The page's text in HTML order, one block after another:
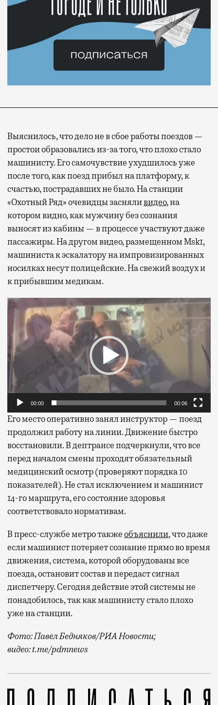
Выяснилось, что дело не в сбое работы поездов —
простои образовались из-за того, что плохо стало
машинисту. Его самочувствие ухудшилось уже
после того, как поезд прибыл на платформу, к
счастью, пострадавших не было. На станции
«Охотный Ряд» очевидцы засняливидео, на
котором видно, как мужчину без сознания
выносят из кабины — в процессе участвуют даже
пассажиры. На другом видео, размещенном Msk1,
машиниста к эскалатору на импровизированных
носилках несут полицейские. На свежий воздух и
к прибывшим медикам.
Видеоплеер
00:00 00:06
Его место оперативно занял инструктор — поезд
продолжил работу на линии. Движение быстро
восстановили. В дептрансе подчеркнули, что все
перед началом смены проходят обязательный
медицинский осмотр (проверяют порядка 10
показателей). Не стал исключением и машинист
14-го маршрута, его состояние здоровья
соответствовало нормативам.
В пресс-службе метро такжеобъяснили, что даже
если машинист потеряет сознание прямо во время
движения, система, которой оборудованы все
поезда, остановит состав и передаст сигнал
диспетчеру. Сегодня действие этой системы не
понадобилось, так как машинисту стало плохо
уже на станции.
Фото: Павел Бедняков/РИА Новости;
видео: t.me/pdmnews
Сегодня пассажирам Сокольнической линии